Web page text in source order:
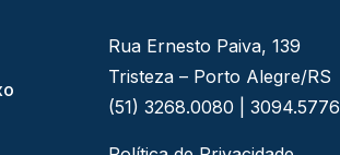
Rua Ernesto Paiva, 139
Tristeza – Porto Alegre/RS
(51) 3268.0080 | 3094.5776